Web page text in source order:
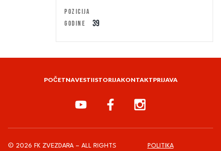
POZICIJA
GODINE
39
POČETNAVESTIISTORIJAKONTAKTPRIJAVA
© 2026 FK ZVEZDARA – ALL RIGHTS POLITIKA